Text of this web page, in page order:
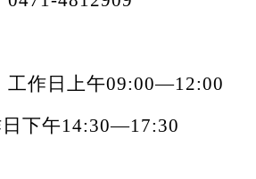
工作日上午09:00—12:00
午14:30—17:30